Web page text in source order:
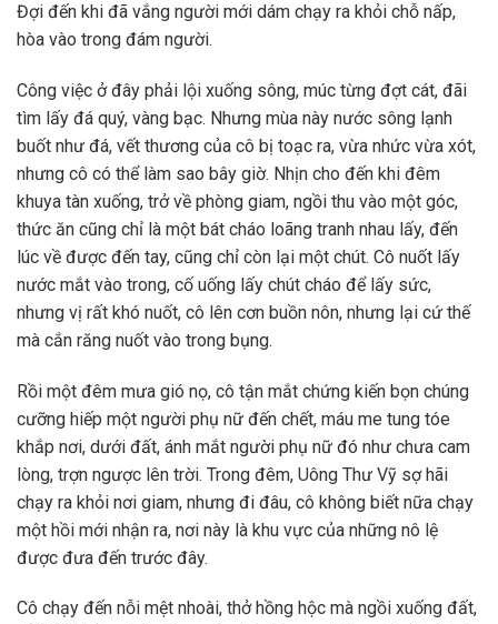
Đợi đến khi đã vắng người mới dám chạy ra khỏi chỗ nấp,
hòa vào trong đám người.
Công việc ở đây phải lội xuống sông, múc từng đợt cát, đãi
tìm lấy đá quý, vàng bạc. Nhưng mùa này nước sông lạnh
buốt như đá, vết thương của cô bị toạc ra, vừa nhức vừa xót,
nhưng cô có thể làm sao bây giờ. Nhịn cho đến khi đêm
khuya tàn xuống, trở về phòng giam, ngồi thu vào một góc,
thức ăn cũng chỉ là một bát cháo loãng tranh nhau lấy, đến
lúc về được đến tay, cũng chỉ còn lại một chút. Cô nuốt lấy
nước mắt vào trong, cố uống lấy chút cháo để lấy sức,
nhưng vị rất khó nuốt, cô lên cơn buồn nôn, nhưng lại cứ thế
mà cắn răng nuốt vào trong bụng.
Rồi một đêm mưa gió nọ, cô tận mắt chứng kiến bọn chúng
cưỡng hiếp một người phụ nữ đến chết, máu me tung tóe
khắp nơi, dưới đất, ánh mắt người phụ nữ đó như chưa cam
lòng, trợn ngược lên trời. Trong đêm, Uông Thư Vỹ sợ hãi
chạy ra khỏi nơi giam, nhưng đi đâu, cô không biết nữa chạy
một hồi mới nhận ra, nơi này là khu vực của những nô lệ
được đưa đến trước đây.
Cô chạy đến nỗi mệt nhoài, thở hồng hộc mà ngồi xuống đất,